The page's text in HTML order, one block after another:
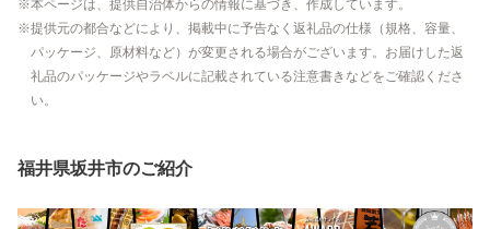
本ページは、提供自治体からの情報に基づき、作成しています。
提供元の都合などにより、掲載中に予告なく返礼品の仕様（規格、容量、
パッケージ、原材料など）が変更される場合がございます。お届けした返
礼品のパッケージやラベルに記載されている注意書きなどをご確認くださ
い。
福井県坂井市のご紹介